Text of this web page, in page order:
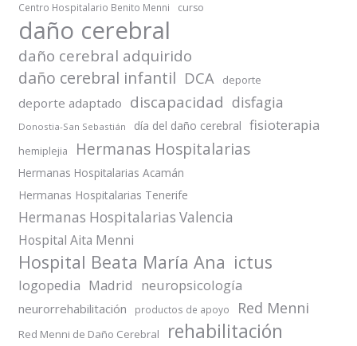
Centro Hospitalario Benito Menni curso
daño cerebral
daño cerebral adquirido
daño cerebral infantil DCA deporte
deporte adaptado discapacidad disfagia
Donostia-San Sebastián día del daño cerebral fisioterapia
hemiplejia Hermanas Hospitalarias
Hermanas Hospitalarias Acamán
Hermanas Hospitalarias Tenerife
Hermanas Hospitalarias Valencia
Hospital Aita Menni
Hospital Beata María Ana ictus
logopedia Madrid neuropsicología
neurorrehabilitación productos de apoyo Red Menni
Red Menni de Daño Cerebral rehabilitación